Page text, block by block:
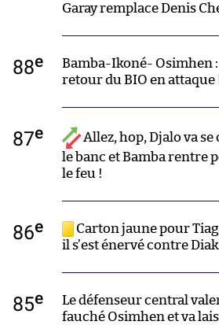
Garay remplace Denis
88e
Bamba-Ikoné- Osimhen :
retour du BIO en attaque
87e
Allez, hop, Djalo va
le banc et Bamba rentre
le feu !
86e
Carton jaune pour
il s’est énervé contre
85e
Le défenseur central
fauché Osimhen et va